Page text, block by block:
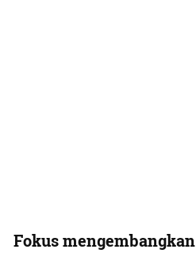
Fokus mengembangkan